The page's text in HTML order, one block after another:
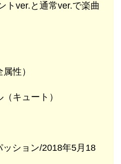
トver.と通常ver.で楽曲
性）
キュート）
ション/2018年5月18